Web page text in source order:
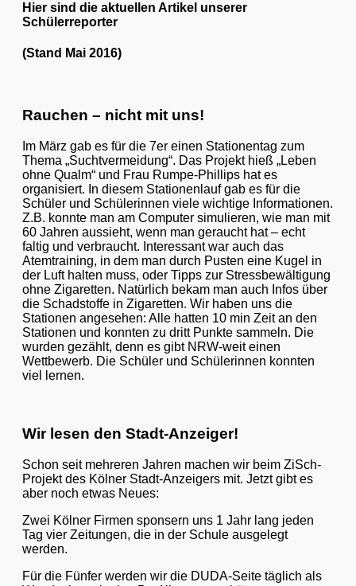
Hier sind die aktuellen Artikel unserer
Schülerreporter
(Stand Mai 2016)
Rauchen – nicht mit uns!
Im März gab es für die 7er einen Stationentag zum
Thema „Suchtvermeidung“. Das Projekt hieß „Leben
ohne Qualm“ und Frau Rumpe-Phillips hat es
organisiert. In diesem Stationenlauf gab es für die
Schüler und Schülerinnen viele wichtige Informationen.
Z.B. konnte man am Computer simulieren, wie man mit
60 Jahren aussieht, wenn man geraucht hat – echt
faltig und verbraucht. Interessant war auch das
Atemtraining, in dem man durch Pusten eine Kugel in
der Luft halten muss, oder Tipps zur Stressbewältigung
ohne Zigaretten. Natürlich bekam man auch Infos über
die Schadstoffe in Zigaretten. Wir haben uns die
Stationen angesehen: Alle hatten 10 min Zeit an den
Stationen und konnten zu dritt Punkte sammeln. Die
wurden gezählt, denn es gibt NRW-weit einen
Wettbewerb. Die Schüler und Schülerinnen konnten
viel lernen.
Wir lesen den Stadt-Anzeiger!
Schon seit mehreren Jahren machen wir beim ZiSch-
Projekt des Kölner Stadt-Anzeigers mit. Jetzt gibt es
aber noch etwas Neues:
Zwei Kölner Firmen sponsern uns 1 Jahr lang jeden
Tag vier Zeitungen, die in der Schule ausgelegt
werden.
Für die Fünfer werden wir die DUDA-Seite täglich als